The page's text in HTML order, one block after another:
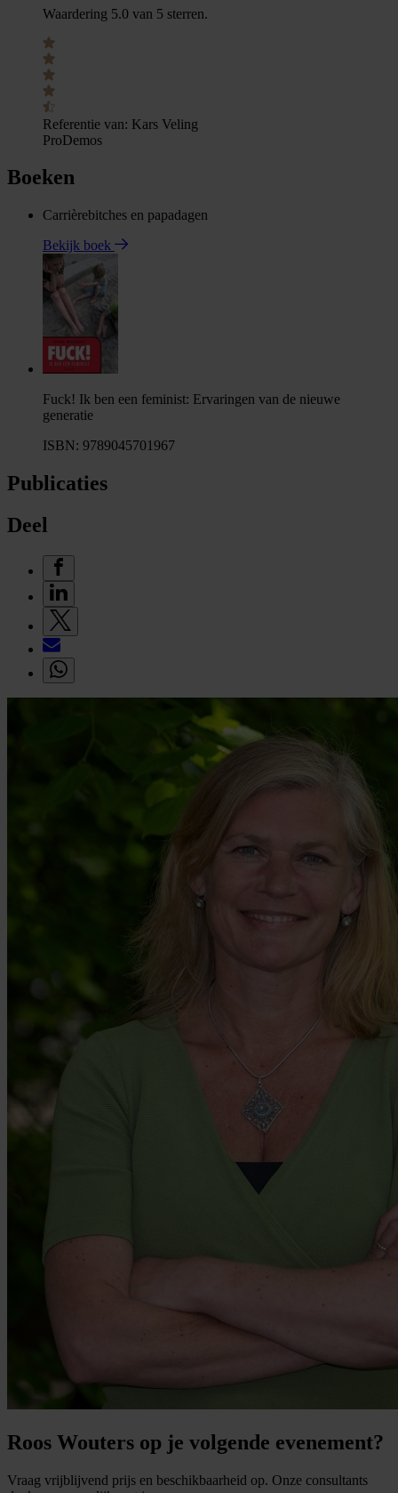
Waardering 5.0 van 5 sterren.
Referentie van: Kars Veling
ProDemos
Boeken
Carrièrebitches en papadagen
Bekijk boek
Fuck! Ik ben een feminist: Ervaringen van de nieuwe
generatie
ISBN: 9789045701967
Publicaties
Deel
Roos Wouters op je volgende evenement?
Vraag vrijblijvend prijs en beschikbaarheid op. Onze consultants